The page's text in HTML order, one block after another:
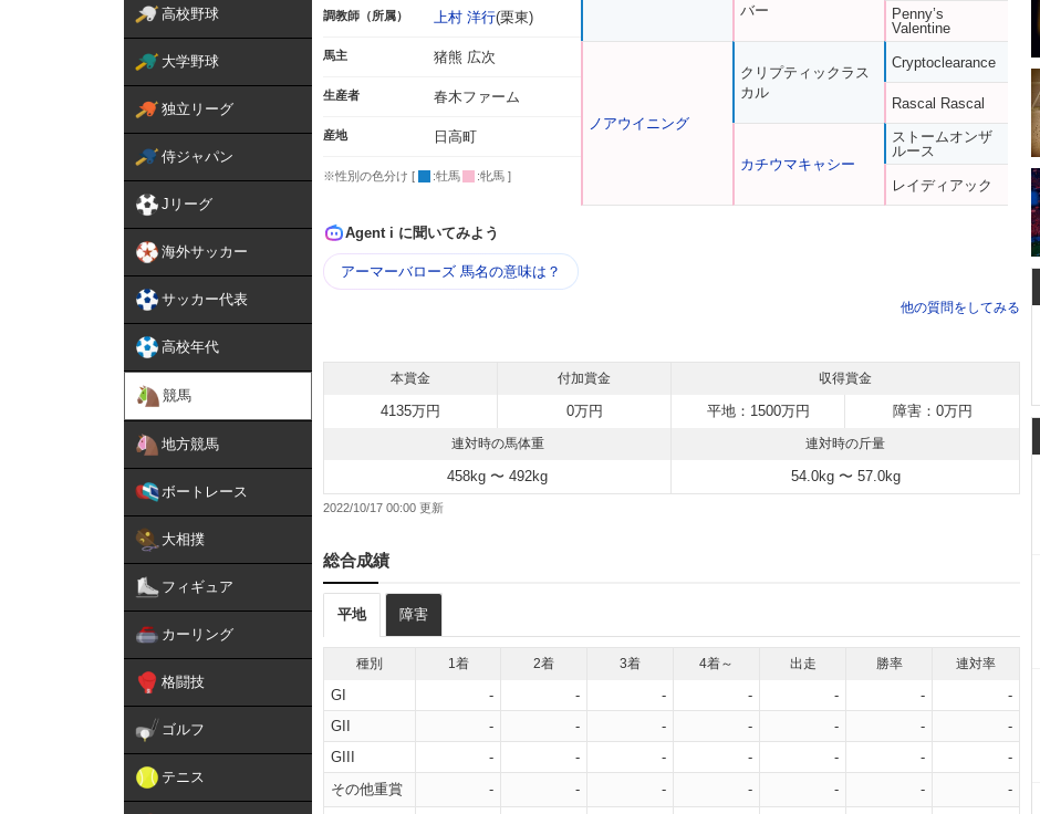
高校野球
大学野球
独立リーグ
侍ジャパン
Jリーグ
海外サッカー
サッカー代表
高校年代
競馬
地方競馬
ボートレース
大相撲
フィギュア
カーリング
格闘技
ゴルフ
テニス
調教師（所属） 上村 洋行(栗東)
馬主 猪熊 広次
生産者 春木ファーム
産地 日高町
※性別の色分け [ :牡馬 :牝馬 ]
ノアウイニング
バー
クリプティックラス
カル
カチウマキャシー
Penny’s
Valentine
Cryptoclearance
Rascal Rascal
ストームオンザ
ルース
レイディアック
Agent i に聞いてみよう
アーマーバローズ 馬名の意味は？
他の質問をしてみる
本賞金 付加賞金 収得賞金
4135万円 0万円 平地：1500万円 障害：0万円
連対時の馬体重 連対時の斤量
458kg 〜 492kg 54.0kg 〜 57.0kg
2022/10/17 00:00
総合成績
平地 障害
種別 1着 2着 3着 4着～ 出走 勝率 連対率
GI - - - - - -
-
GII
- - - - - -
-
GIII
- - - - - -
-
その他重賞
- - - - - - -